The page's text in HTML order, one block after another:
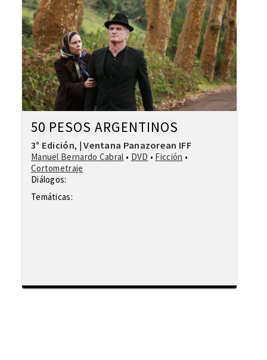
50 PESOS ARGENTINOS
3° Edición, |Ventana Panazorean IFF
Manuel Bernardo Cabral • DVD • Ficción •
Cortometraje
Diálogos:
Temáticas: